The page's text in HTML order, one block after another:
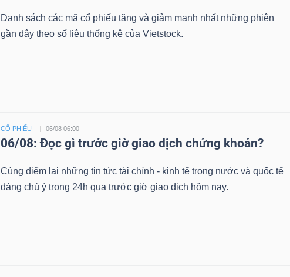
Danh sách các mã cổ phiếu tăng và giảm mạnh nhất những phiên
gần đây theo số liệu thống kê của Vietstock.
CỔ PHIẾU 06/08 06:00
06/08: Đọc gì trước giờ giao dịch chứng khoán?
Cùng điểm lại những tin tức tài chính - kinh tế trong nước và quốc tế
đáng chú ý trong 24h qua trước giờ giao dịch hôm nay.